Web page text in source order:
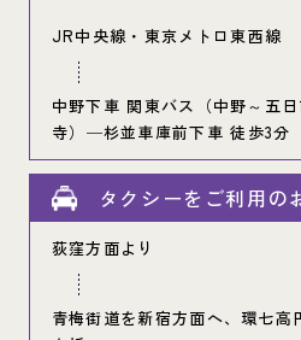
JR中央線・ 東京メトロ東西線
中野下車 関東バス（中野～五
寺） ─杉並車庫前下車 徒歩3分
タクシーをご利用の
荻窪方面より
青梅街道を新宿方面へ、環七高